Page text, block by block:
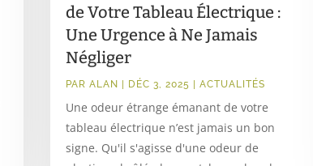
de Votre Tableau Électrique :
Une Urgence à Ne Jamais
Négliger
PAR ALAN | DÉC 3, 2025 | ACTUALITÉS
Une odeur étrange émanant de votre
tableau électrique n’est jamais un bon
signe. Qu'il s'agisse d'une odeur de